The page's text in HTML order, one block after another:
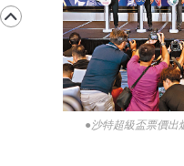
●沙特超級盃票價出